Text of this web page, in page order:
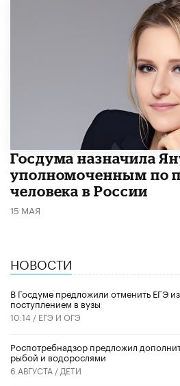
Госдума назначила
уполномоченным по
человека в России
15 МАЯ
НОВОСТИ
В Госдуме предложили отменить ЕГЭ
поступлением в вузы
10:14 / ЕГЭ И ОГЭ
Роспотребнадзор предложил
рыбой и водорослями
6 АВГУСТА / ДЕТИ